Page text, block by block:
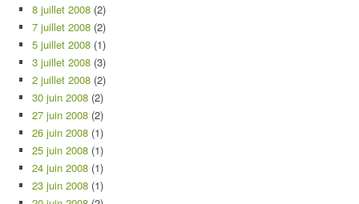
8 juillet 2008 (2)
7 juillet 2008 (2)
5 juillet 2008 (1)
3 juillet 2008 (3)
2 juillet 2008 (2)
30 juin 2008 (2)
27 juin 2008 (2)
26 juin 2008 (1)
25 juin 2008 (1)
24 juin 2008 (1)
23 juin 2008 (1)